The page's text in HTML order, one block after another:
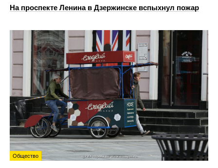
На проспекте Ленина в Дзержинске вспыхнул пожар
Общество